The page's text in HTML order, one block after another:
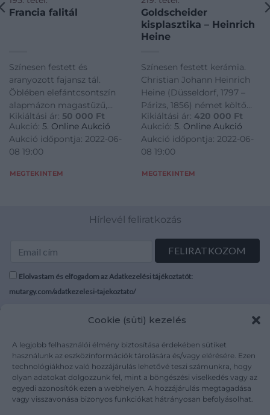
Cookie (süti) kezelés
A legjobb felhasználói élmény biztosítása érdekében sütiket
használunk az eszközinformációk tárolására és/vagy elérésére. Ezen
technológiákhoz való hozzájárulás lehetővé teszi számunkra, hogy
olyan adatokat dolgozzunk fel, mint a böngészési viselkedés vagy az
egyedi azonosítók ezen a webhelyen. A hozzájárulás megtagadása
vagy visszavonása bizonyos funkciókat hátrányosan befolyásolhat.
Francia falitál
Színesen festett és
aranyozott fajansz tál.
Öblében elefántcsontszín
alapmázon magastüzű,
színes mázakkal festett és
kontúraranyozott növényi
díszítmény pillangókkal.
Peremén hajszálrepedt.
Kikiáltási ár: 50 000 Ft
Aukció: 5. Online Aukció
Aukció időpontja: 2022-06-
08 19:00
MEGTEKINTEM
Goldscheider
kisplasztika – Heinrich
Heine
Színesen festett kerámia.
Christian Johann Heinrich
Heine (Düsseldorf, 1797 –
Párizs, 1856) német költő
padon olvasó szobra, pad
tetején virágtartóval.
Restaurált. Hátoldalán
jelzett: masszába nyomott
Kikiáltási ár: 420 000 Ft
Aukció: 5. Online Aukció
Aukció időpontja: 2022-06-
08 19:00
MEGTEKINTEM
Hírlevél feliratkozás
Elolvastam és elfogadom az Adatkezelési tájékoztatót:
mutargy.com/adatkezelesi-tajekoztato/
Karrier
Kapcsolat
Áraink
Adatvédelem
Impresszum